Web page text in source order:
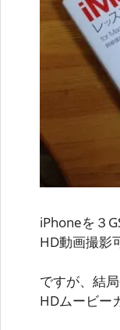
iPhoneを３
HD動画撮影
ですが、結
HDムービー